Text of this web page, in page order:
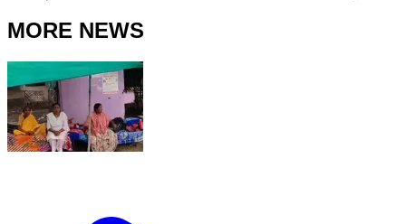
MORE NEWS